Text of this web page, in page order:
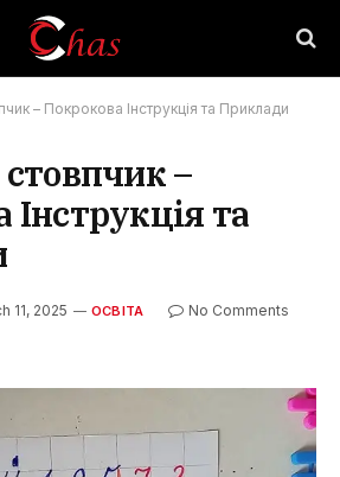
– Покрокова Інструкція та Приклади
–
Інструкція та
11, 2025 ОСВІТА
No Comments